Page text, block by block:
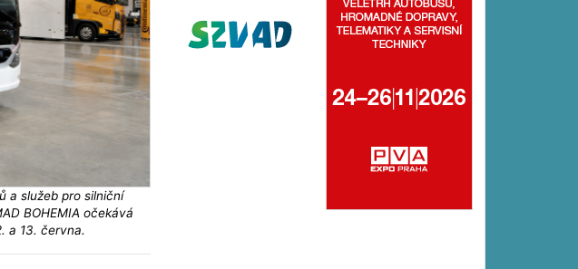
a služeb pro silniční
BOHEMIA očekává
a 13. června.